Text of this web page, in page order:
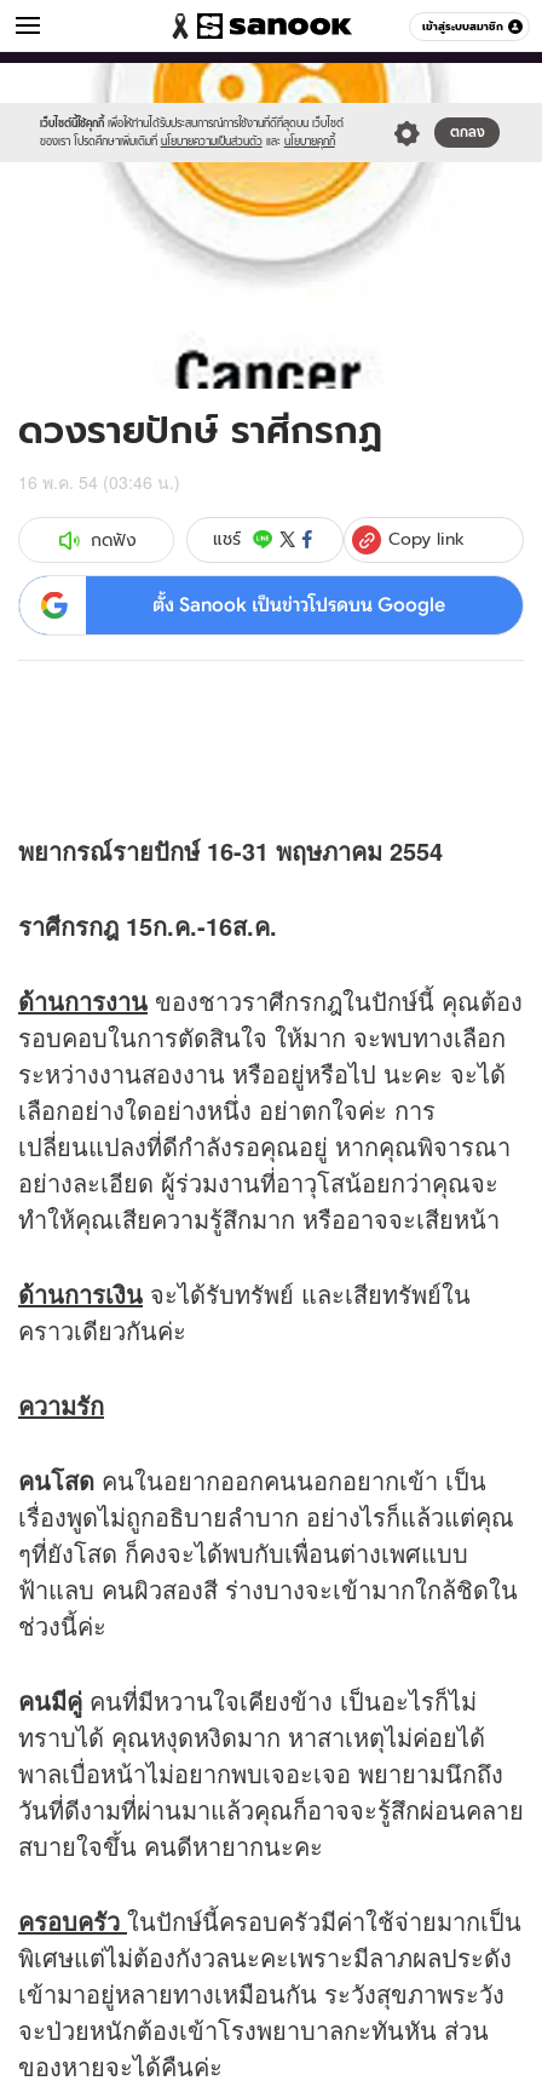
เข้าสู่ระบบสมาชิก
ดูดวง หมวดอื่นๆ
เว็บไซต์นี้ใช้คุกกี้ เพื่อให้ท่านได้รับประสบการณ์การใช้งานที่ดีที่สุดบน เว็บไซต์
ของเรา โปรดศึกษาเพิ่มเติมที่ นโยบายความเป็นส่วนตัว และ นโยบายคุกกี้
ตกลง
//s.isanook.com/sr/0/images/logo-
sanook.png
//s.isanook.com/ho/0/ud/2/14113/cancer.jpg
ดวงรายปักษ์ ราศีกรกฏ
16 พ.ค. 54 (03:46 น.)
กดฟัง แชร์ Copy link
ตั้ง Sanook เป็นข่าวโปรดบน Google
พยากรณ์รายปักษ์ 16-31 พฤษภาคม 2554
ราศีกรกฎ 15ก.ค.-16ส.ค.
ด้านการงาน ของชาวราศีกรกฎในปักษ์นี้ คุณต้อง
รอบคอบในการตัดสินใจ ให้มาก จะพบทางเลือก
ระหว่างงานสองงาน หรืออยู่หรือไป นะคะ จะได้
เลือกอย่างใดอย่างหนึ่ง อย่าตกใจค่ะ การ
เปลี่ยนแปลงที่ดีกำลังรอคุณอยู่ หากคุณพิจารณา
อย่างละเอียด ผู้ร่วมงานที่อาวุโสน้อยกว่าคุณจะ
ทำให้คุณเสียความรู้สึกมาก หรืออาจจะเสียหน้า
ด้านการเงิน จะได้รับทรัพย์ และเสียทรัพย์ใน
คราวเดียวกันค่ะ
ความรัก
คนโสด คนในอยากออกคนนอกอยากเข้า เป็น
เรื่องพูดไม่ถูกอธิบายลำบาก อย่างไรก็แล้วแต่คุณ
ๆที่ยังโสด ก็คงจะได้พบกับเพื่อนต่างเพศแบบ
ฟ้าแลบ คนผิวสองสี ร่างบางจะเข้ามากใกล้ชิดใน
ช่วงนี้ค่ะ
คนมีคู่ คนที่มีหวานใจเคียงข้าง เป็นอะไรก็ไม่
ทราบได้ คุณหงุดหงิดมาก หาสาเหตุไม่ค่อยได้
พาลเบื่อหน้าไม่อยากพบเจอะเจอ พยายามนึกถึง
วันที่ดีงามที่ผ่านมาแล้วคุณก็อาจจะรู้สึกผ่อนคลาย
สบายใจขึ้น คนดีหายากนะคะ
ครอบครัว ในปักษ์นี้ครอบครัวมีค่าใช้จ่ายมากเป็น
พิเศษแต่ไม่ต้องกังวลนะคะเพราะมีลาภผลประดัง
เข้ามาอยู่หลายทางเหมือนกัน ระวังสุขภาพระวัง
จะป่วยหนักต้องเข้าโรงพยาบาลกะทันหัน ส่วน
ของหายจะได้คืนค่ะ